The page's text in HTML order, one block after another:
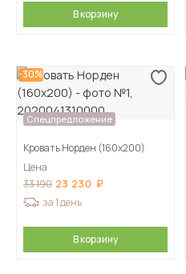
В корзину
-30%
Спецпредложение
Кровать Норден (160х200)
Цена
33 190 23 230
за 1 день
В корзину